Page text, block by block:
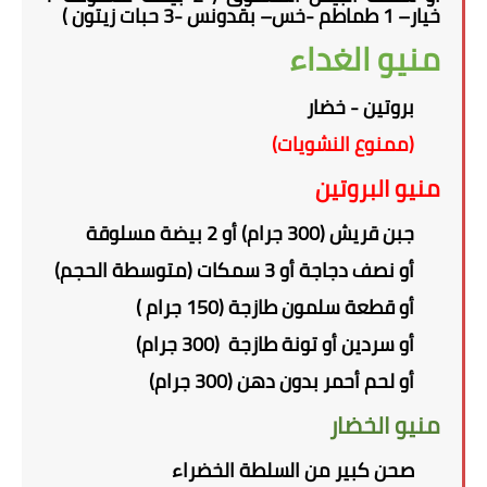
خيار– 1 طماطم -خس– بقدونس -3 حبات زيتون )
منيو الغداء
بروتين - خضار
(ممنوع النشويات)
منيو البروتين
جبن قريش (300 جرام) أو 2 بيضة مسلوقة
أو نصف دجاجة أو 3 سمكات (متوسطة الحجم)
أو قطعة سلمون طازجة (150 جرام )
أو سردين أو تونة طازجة (300 جرام)
أو لحم أحمر بدون دهن (300 جرام)
منيو الخضار
صحن كبير من السلطة الخضراء